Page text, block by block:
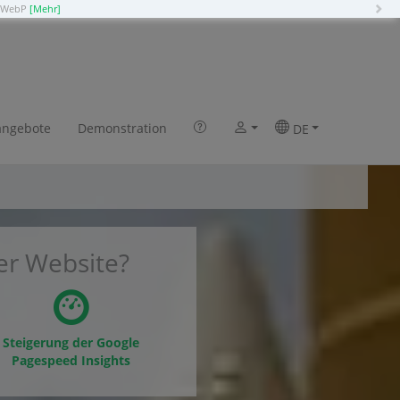
[Mehr]
Demonstration DE
CMS in 2 Klicks
Website?
Steigerung der Google
Pagespeed Insights